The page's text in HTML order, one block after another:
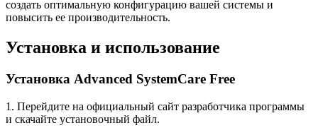
создать оптимальную конфигурацию вашей системы и
повысить ее производительность.
Установка и использование
Установка Advanced SystemCare Free
1. Перейдите на официальный сайт разработчика программы
и скачайте установочный файл.